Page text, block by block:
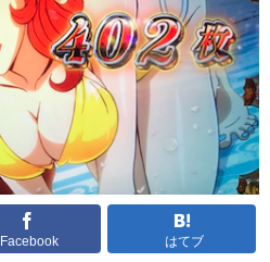
Facebook はてブ